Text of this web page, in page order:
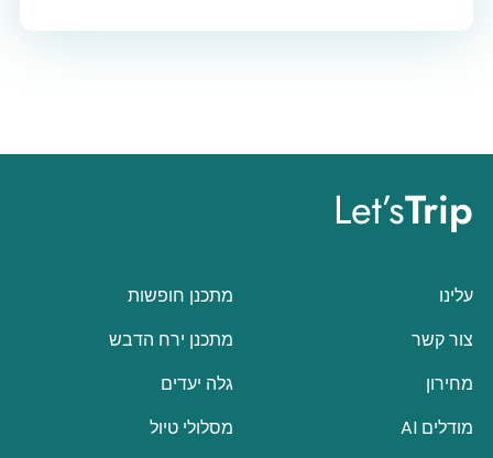
Let’sTrip
עלינו
צור קשר
מחירון
מודלים AI
מתכנן חופשות
מתכנן ירח הדבש
גלה יעדים
מסלולי טיול